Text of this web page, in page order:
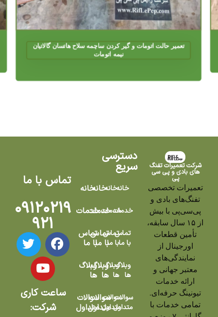
تعمیر حالت اتومات و گیر کردن ساچمه سلاح هاتسان گالاتیان
نیمه اتومات
شرکت تعمیرات تفنگ
های بادی و پی سی
پی
تعمیرات تخصصی
تفنگ‌های بادی و
پی‌سی‌پی با بیش
از ۱۵ سال سابقه،
تأمین قطعات
اورجینال از
نمایندگی‌های
معتبر جهانی و
ارائه خدمات
تیونینگ حرفه‌ای.
تمامی خدمات با
دسترسی
سریع
خانه
خدمات
تماس
با ما
وبلاگ
ها
سوالات
متداول
خانه
خدمات
تماس
با ما
وبلاگ
ها
سوالات
متداول
خانه
خدمات
تماس
با ما
وبلاگ
ها
سوالات
متداول
خانه
خدمات
تماس
با ما
وبلاگ
ها
سوالات
متداول
تماس با ما
۰۹۱۲۰۲۱۹
۹۲۱
ساعت کاری
شرکت: